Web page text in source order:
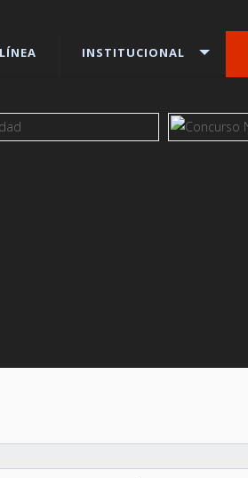
INSTITUCIONAL